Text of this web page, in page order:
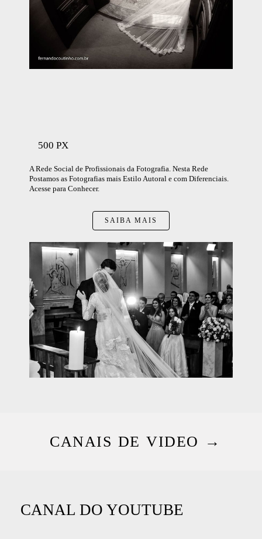
500 PX
A Rede Social de Profissionais da Fotografia. Nesta Rede
Postamos as Fotografias mais Estilo Autoral e com Diferenciais.
Acesse para Conhecer.
SAIBA MAIS
CANAIS DE VIDEO →
CANAL DO YOUTUBE